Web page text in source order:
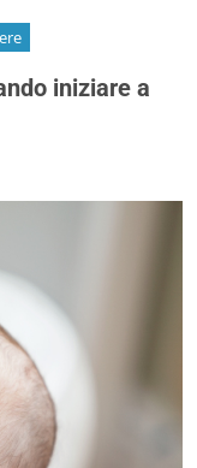
iniziare a